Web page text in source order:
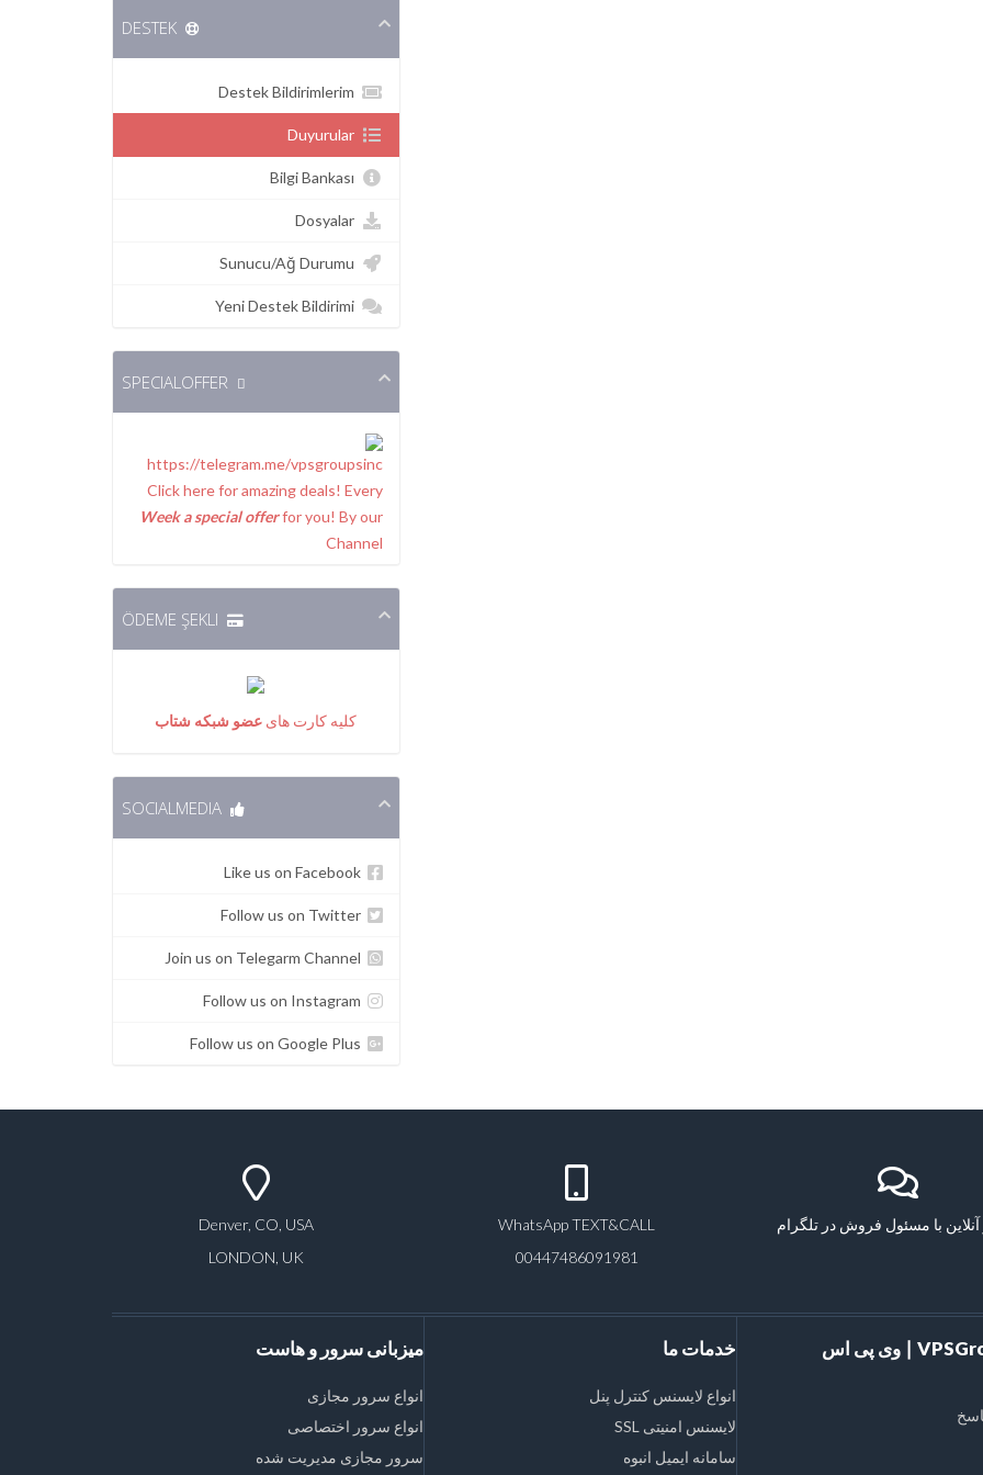
Duyurular
Dosyalar
Yeni Destek Bildirimi
Click here for amazing deals! Every
Week a special offerfor you! By our
Channel
کلیه کارت های عضو شبکه شتاب
Like us on Facebook
Follow us on Twitter
Denver, CO, USA
LONDON, UK
WhatsApp TEXT&CALL
00447486091981
آنلاین با مسئول فروش در تلگرام
میزبانی سرور و هاست
انواع سرور مجازی
انواع سرور اختصاصی
سرور مجازی مدیریت شده
خدمات ما
انواع لایسنس کنترل پنل
لایسنس امنیتی SSL
سامانه ایمیل انبوه
VPSGroups Inc ∣ وی پی اس